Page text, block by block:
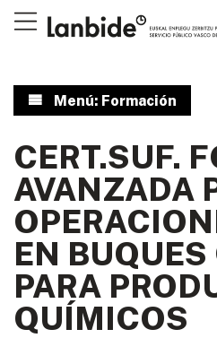
Menú: Formación
CERT.SUF.
AVANZADA
EN
PARA
QUÍMICOS